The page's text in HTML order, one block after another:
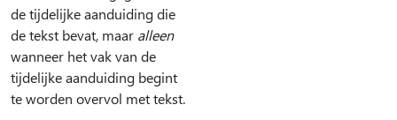
de tijdelijke aanduiding die
de tekst bevat, maar alleen
wanneer het vak van de
tijdelijke aanduiding begint
te worden overvol met tekst.